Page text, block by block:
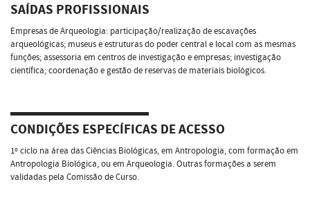
SAÍDAS PROFISSIONAIS
Empresas de Arqueologia: participação/realização de escavações
arqueológicas; museus e estruturas do poder central e local com as mesmas
funções; assessoria em centros de investigação e empresas; investigação
científica; coordenação e gestão de reservas de materiais biológicos.
CONDIÇÕES ESPECÍFICAS DE ACESSO
1º ciclo na área das Ciências Biológicas, em Antropologia, com formação em
Antropologia Biológica, ou em Arqueologia. Outras formações a serem
validadas pela Comissão de Curso.